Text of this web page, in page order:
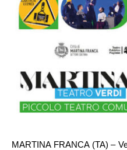
MARTINA FRANCA (TA) –